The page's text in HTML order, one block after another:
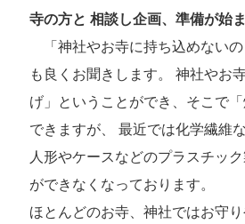
寺の方と 相談し企画、準備が始
「神社やお寺に持ち込めないの
も良くお聞きします。 神社やお
げ」ということができ、そこで
できますが、 最近では化学繊維
人形やケースなどのプラスチッ
ができなくなっております。
ほとんどのお寺、神社ではお守